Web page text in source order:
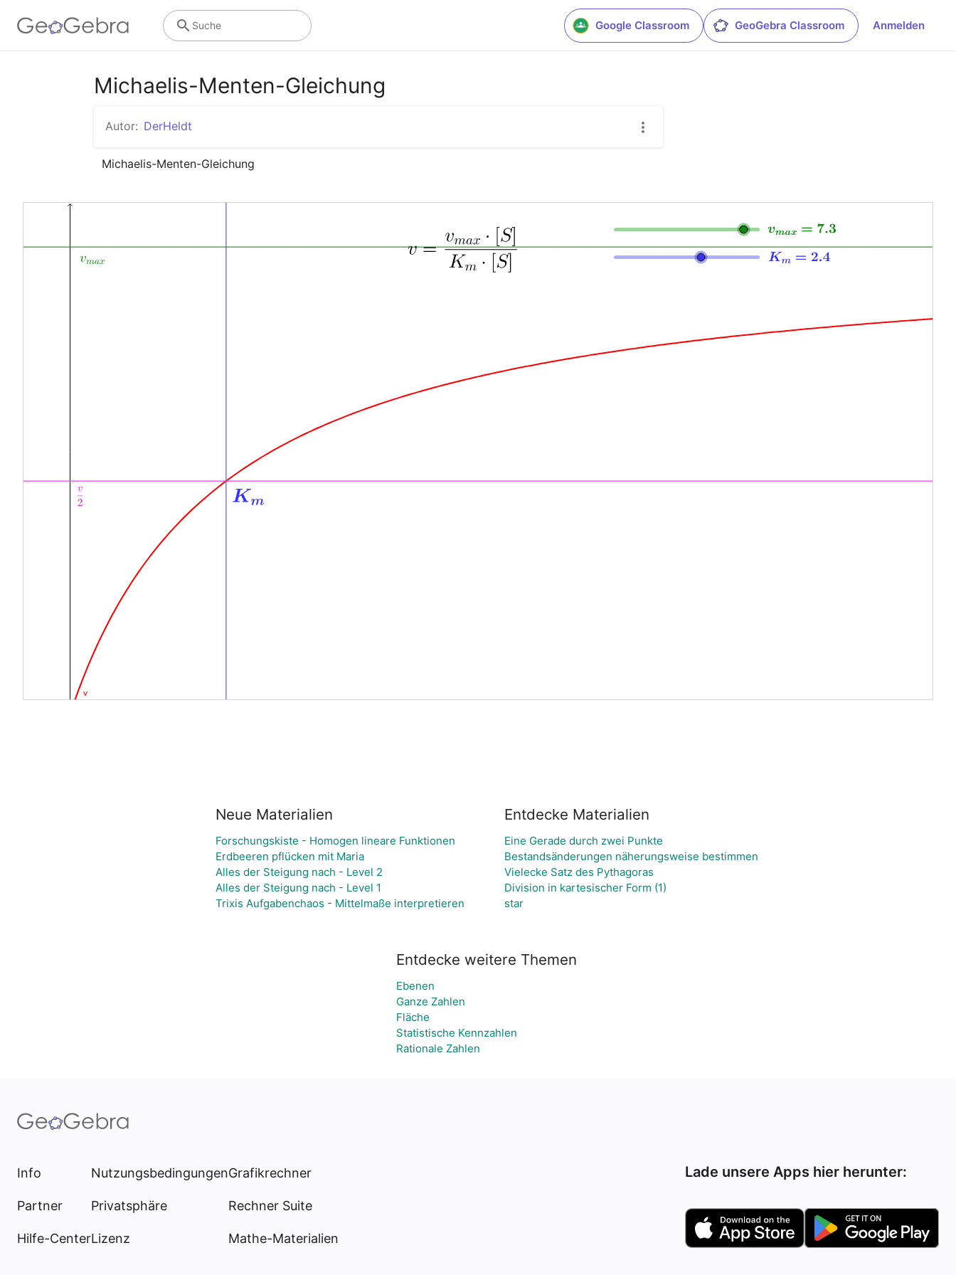
Google Classroom GeoGebra Classroom Anmelden
Suche
Michaelis-Menten-Gleichung
Autor: DerHeldt
Michaelis-Menten-Gleichung
Neue Materialien
Forschungskiste - Homogen lineare Funktionen
Erdbeeren pflücken mit Maria
Alles der Steigung nach - Level 2
Alles der Steigung nach - Level 1
Trixis Aufgabenchaos - Mittelmaße interpretieren
Entdecke Materialien
Eine Gerade durch zwei Punkte
Bestandsänderungen näherungsweise bestimmen
Vielecke Satz des Pythagoras
Division in kartesischer Form (1)
star
Entdecke weitere Themen
Ebenen
Ganze Zahlen
Fläche
Statistische Kennzahlen
Rationale Zahlen
Info
Partner
Hilfe-Center
Nutzungsbedingungen
Privatsphäre
Lizenz
Grafikrechner
Rechner Suite
Mathe-Materialien
Lade unsere Apps hier herunter: